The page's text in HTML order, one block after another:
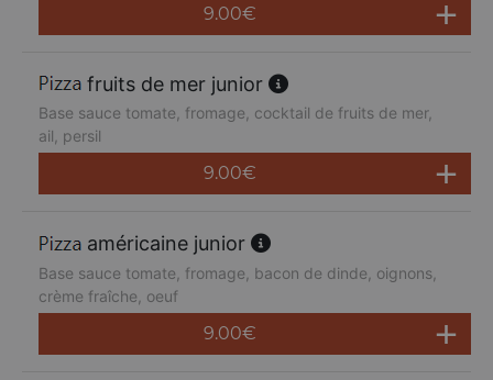
9.00€
fruits de mer junior
Base sauce tomate, fromage, cocktail de fruits de mer,
ail, persil
9.00€
américaine junior
Base sauce tomate, fromage, bacon de dinde, oignons,
crème fraîche, oeuf
9.00€